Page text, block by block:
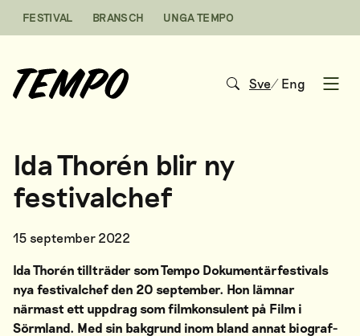
FESTIVAL BRANSCH UNGA TEMPO
Sve/ Eng
Ida Thorén blir ny
festivalchef
15 september 2022
Ida Thorén tillträder som Tempo Dokumentärfestivals
nya festivalchef den 20 september. Hon lämnar
närmast ett uppdrag som filmkonsulent på Film i
Sörmland. Med sin bakgrund inom bland annat biograf-